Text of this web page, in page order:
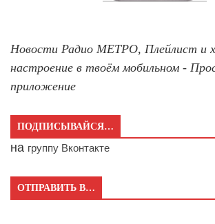
Новости Радио МЕТРО, Плейлист и
настроение в твоём мобильном -
приложение
ПОДПИСЫВАЙСЯ…
на группу Вконтакте
ОТПРАВИТЬ В…